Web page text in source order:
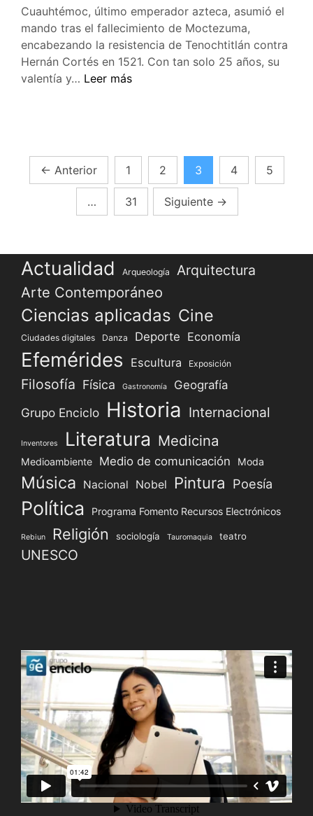
Cuauhtémoc, último emperador azteca, asumió el
mando tras el fallecimiento de Moctezuma,
encabezando la resistencia de Tenochtitlán contra
Hernán Cortés en 1521. Con tan solo 25 años, su
valentía y… El
Hernán
ordena
de
Cuauhtémoc,
el
último
emperador
en
México.
Leer más
Paginación
entradas
← Anterior 1 2 3 4 5
… 31 Siguiente →
Actualidad Arqueología Arquitectura
Arte Contemporáneo
Ciencias aplicadas Cine
Ciudades digitales Danza Deporte Economía
Efemérides Escultura Exposición
Filosofía Física Gastronomía Geografía
Grupo Enciclo Historia Internacional
Inventores Literatura Medicina
Medioambiente Medio de comunicación Moda
Música Nacional Nobel Pintura Poesía
Política Programa Fomento Recursos Electrónicos
Rebiun Religión sociología Tauromaquia teatro
UNESCO